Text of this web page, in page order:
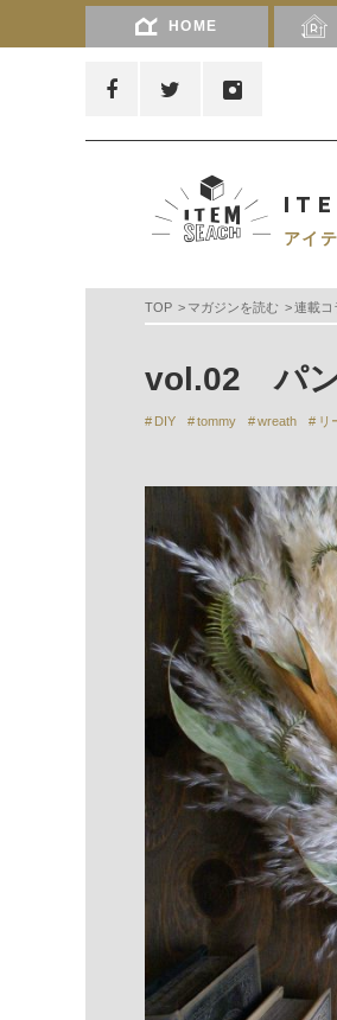
HOME
アイ
TOP マガジンを読む 連載コ
vol.02 パン
DIY tommy wreath リ